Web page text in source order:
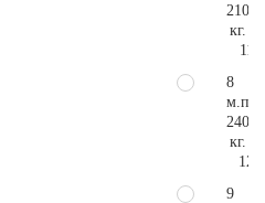
210
кг.
8
м.п.
240
кг.
9